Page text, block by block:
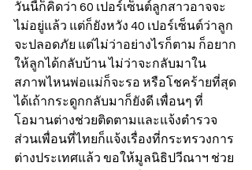
วันนี้ก็คิดว่า 60 เปอร์เซ็นต์ลูกสาวอาจจะ
ไม่อยู่แล้ว แต่ก็ยังหวัง 40 เปอร์เซ็นต์ว่าลูก
จะปลอดภัย แต่ไม่ว่าอย่างไรก็ตาม ก็อยาก
ให้ลูกได้กลับบ้าน ไม่ว่าจะกลับมาใน
สภาพไหนพ่อแม่ก็จะรอ หรือโชคร้ายที่สุด
ได้เถ้ากระดูกกลับมาก็ยังดี เพื่อนๆ ที่
โอมานต่างช่วยติดตามและแจ้งตำรวจ
ส่วนเพื่อนที่ไทยก็แจ้งเรื่องที่กระทรวงการ
ต่างประเทศแล้ว ขอให้มูลนิธิปวีณาฯ ช่วย